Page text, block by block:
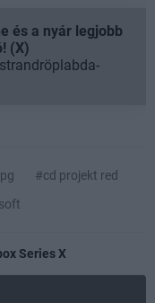
és a nyár legjobb
(X)
#cd projekt red
Series X